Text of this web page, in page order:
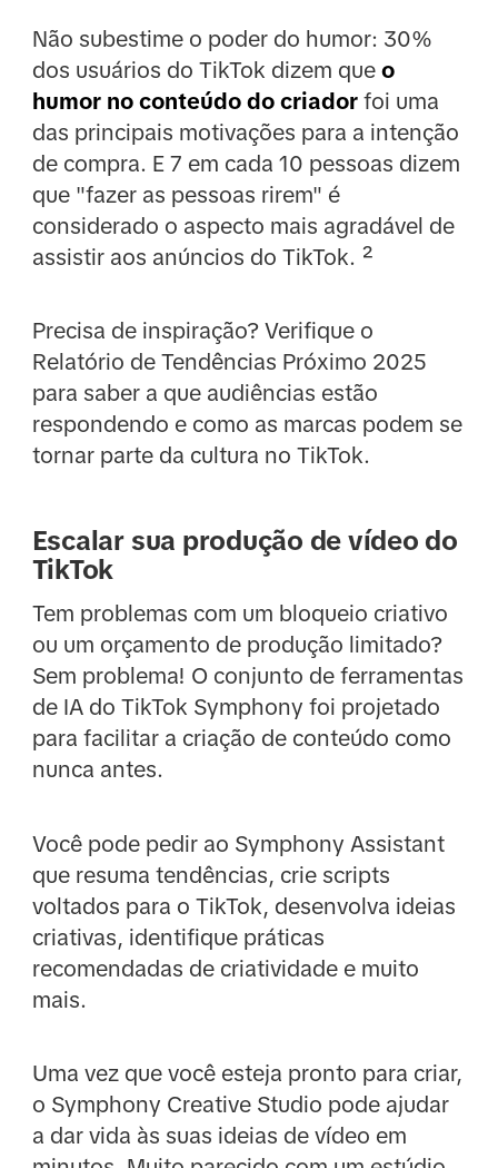
Não subestime o poder do humor: 30%
dos usuários do TikTok dizem que o
humor no conteúdo do criadorfoi uma
das principais motivações para a intenção
de compra. E 7 em cada 10 pessoas dizem
que "fazer as pessoas rirem" é
considerado o aspecto mais agradável de
assistir aos anúncios do TikTok. ²
Precisa de inspiração? Verifique o
Relatório de Tendências Próximo 2025
para saber a que audiências estão
respondendo e como as marcas podem se
tornar parte da cultura no TikTok.
Escalar sua produção de vídeo do
TikTok
Tem problemas com um bloqueio criativo
ou um orçamento de produção limitado?
Sem problema! O conjunto de ferramentas
de IA do TikTok Symphony foi projetado
para facilitar a criação de conteúdo como
nunca antes.
Você pode pedir ao Symphony Assistant
que resuma tendências, crie scripts
voltados para o TikTok, desenvolva ideias
criativas, identifique práticas
recomendadas de criatividade e muito
mais.
Uma vez que você esteja pronto para criar,
o Symphony Creative Studio pode ajudar
a dar vida às suas ideias de vídeo em